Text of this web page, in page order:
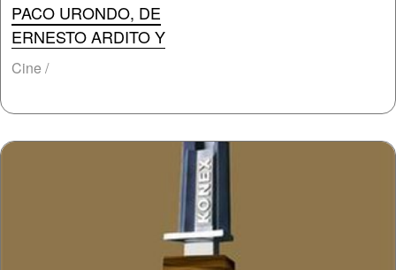
PACO URONDO, DE
ERNESTO ARDITO Y
Cine /